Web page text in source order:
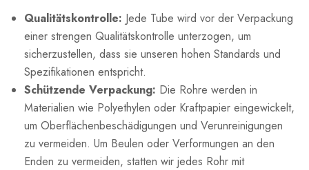
Qualitätskontrolle: Jede Tube wird vor der Verpackung
einer strengen Qualitätskontrolle unterzogen, um
sicherzustellen, dass sie unseren hohen Standards und
Spezifikationen entspricht.
Schützende Verpackung: Die Rohre werden in
Materialien wie Polyethylen oder Kraftpapier eingewickelt,
um Oberflächenbeschädigungen und Verunreinigungen
zu vermeiden. Um Beulen oder Verformungen an den
Enden zu vermeiden, statten wir jedes Rohr mit